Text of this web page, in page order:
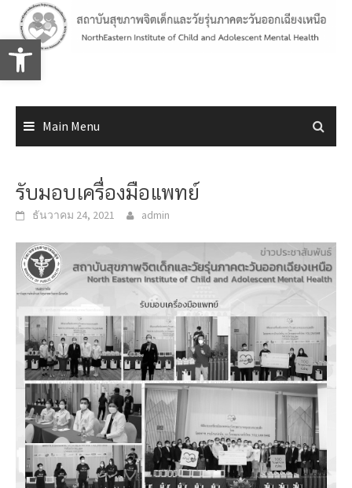
Open toolbar
content
Main Menu
รับมอบเครื่องมือแพทย์
ธันวาคม 24, 2021 admin